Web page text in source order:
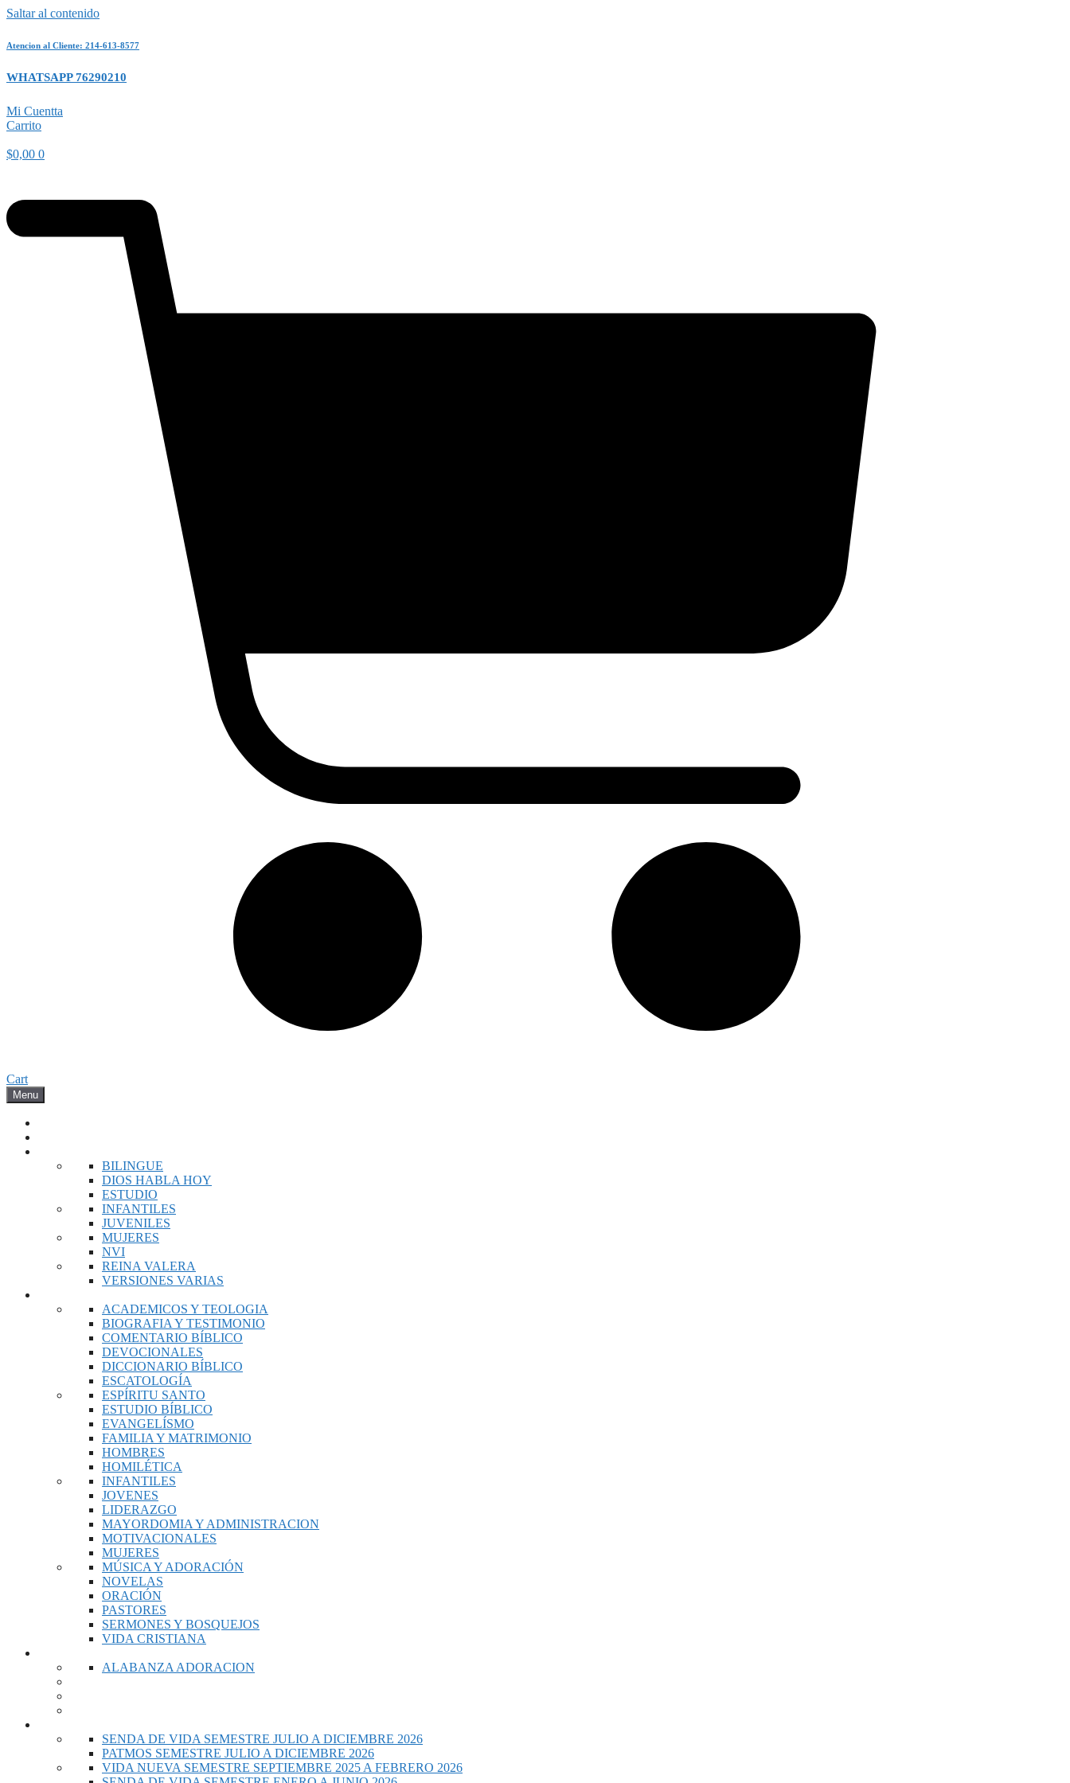
Saltar al contenido
Atencion al Cliente: 214-613-8577
WHATSAPP 76290210
Mi Cuentta
Carrito
$0,00 0
Cart
Menu
BILINGUE
DIOS HABLA HOY
ESTUDIO
INFANTILES
JUVENILES
MUJERES
NVI
REINA VALERA
VERSIONES VARIAS
ACADEMICOS Y TEOLOGIA
BIOGRAFIA Y TESTIMONIO
COMENTARIO BÍBLICO
DEVOCIONALES
DICCIONARIO BÍBLICO
ESCATOLOGÍA
ESPÍRITU SANTO
ESTUDIO BÍBLICO
EVANGELÍSMO
FAMILIA Y MATRIMONIO
HOMBRES
HOMILÉTICA
INFANTILES
JOVENES
LIDERAZGO
MAYORDOMIA Y ADMINISTRACION
MOTIVACIONALES
MUJERES
MÚSICA Y ADORACIÓN
NOVELAS
ORACIÓN
PASTORES
SERMONES Y BOSQUEJOS
VIDA CRISTIANA
ALABANZA ADORACION
SENDA DE VIDA SEMESTRE JULIO A DICIEMBRE 2026
PATMOS SEMESTRE JULIO A DICIEMBRE 2026
VIDA NUEVA SEMESTRE SEPTIEMBRE 2025 A FEBRERO 2026